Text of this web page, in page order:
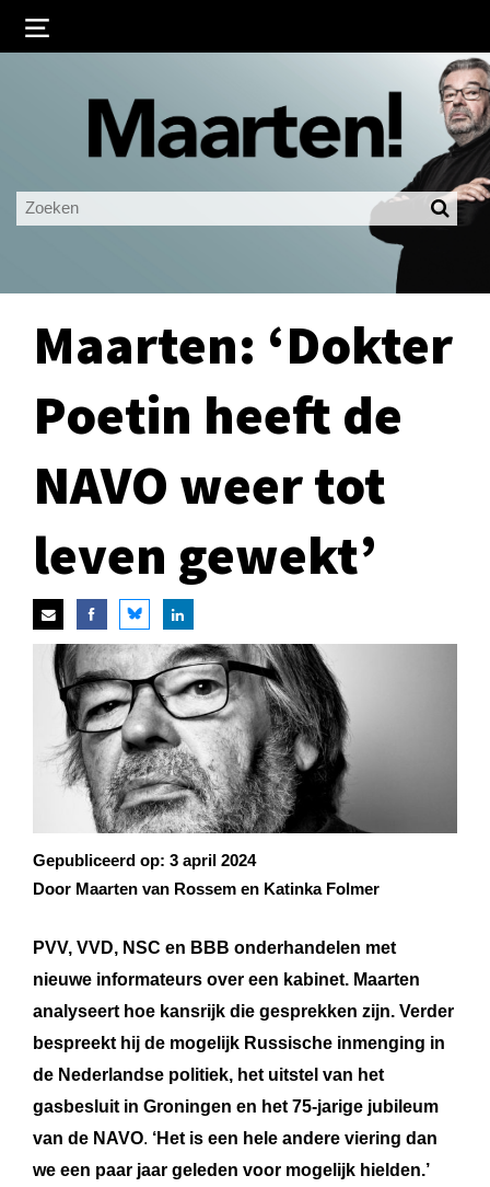
Ingelogd blijven
LOGIN
Maarten: ‘Dokter
Poetin heeft de
NAVO weer tot
leven gewekt’
Gepubliceerd op: 3 april 2024
Door Maarten van Rossem en Katinka Folmer
PVV, VVD, NSC en BBB onderhandelen met
nieuwe informateurs over een kabinet. Maarten
analyseert hoe kansrijk die gesprekken zijn. Verder
bespreekt hij de mogelijk Russische inmenging in
de Nederlandse politiek, het uitstel van het
gasbesluit in Groningen en het 75-jarige jubileum
van de NAVO. ‘Het is een hele andere viering dan
we een paar jaar geleden voor mogelijk hielden.’